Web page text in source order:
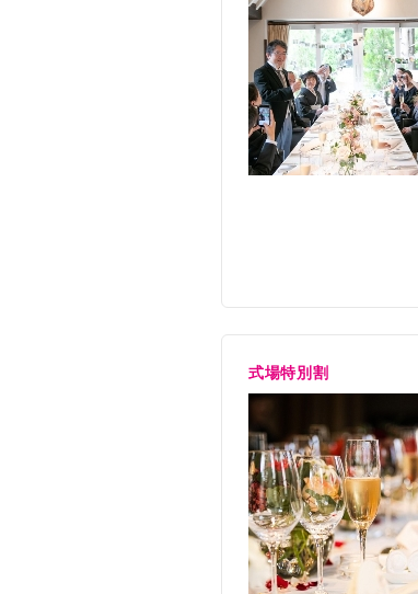
音響照明
介添料
ケーキ
装花
その他含まれるもの
備考
控室料
席料
美容着付
音響照明
介添料
挙式期間
備考
式場特別割